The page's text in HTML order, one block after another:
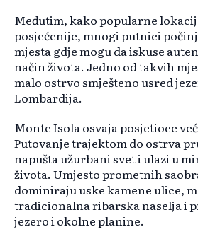
Međutim, kako popularne
posjećenije, mnogi putnici
mjesta gdje mogu da iskuse
način života. Jedno od takvih
malo ostrvo smješteno usred
Lombardija.
Monte Isola osvaja posjetioce
Putovanje trajektom do ostrva
napušta užurbani svet i ulazi u
života. Umjesto prometnih
dominiraju uske kamene ulice,
tradicionalna ribarska naselja i
jezero i okolne planine.